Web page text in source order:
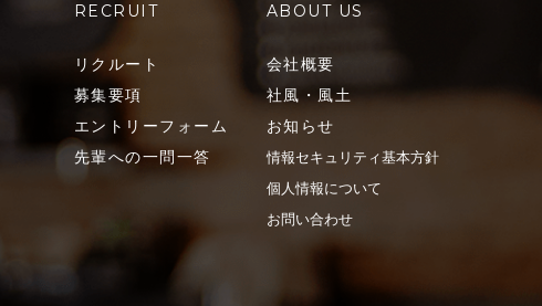
RECRUIT
リクルート
募集要項
エントリーフォーム
先輩への一問一答
ABOUT US
会社概要
社風・風土
お知らせ
情報セキュリティ基本方針
個人情報について
お問い合わせ